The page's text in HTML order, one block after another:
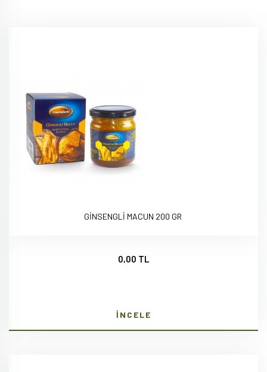
GİNSENGLİ MACUN 200 GR
0,00 TL
İNCELE